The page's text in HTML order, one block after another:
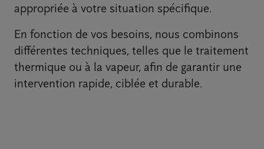
appropriée à votre situation spécifique.
En fonction de vos besoins, nous combinons
différentes techniques, telles que le traitement
thermique ou à la vapeur, afin de garantir une
intervention rapide, ciblée et durable.